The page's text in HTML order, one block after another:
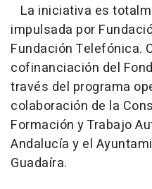
La iniciativa es
impulsada por
Fundación Telefónica.
cofinanciación del
través del programa
colaboración de la
Formación y Trabajo
Andalucía y el
Guadaíra.